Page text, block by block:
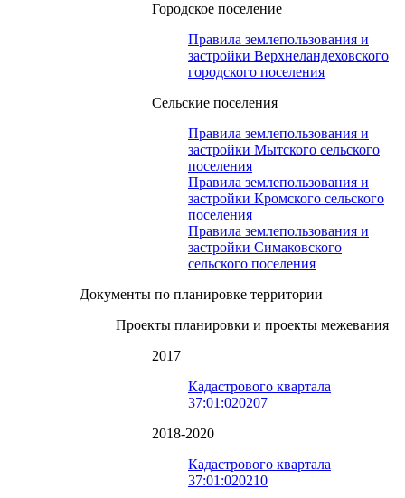
Городское поселение
Правила землепользования и
застройки Верхнеландеховского
городского поселения
Сельские поселения
Правила землепользования и
застройки Мытского сельского
поселения
Правила землепользования и
застройки Кромского сельского
поселения
Правила землепользования и
застройки Симаковского
сельского поселения
Документы по планировке территории
Проекты планировки и проекты межевания
2017
Кадастрового квартала
37:01:020207
2018-2020
Кадастрового квартала
37:01:020210